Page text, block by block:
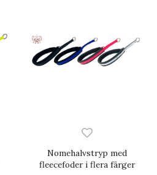
Nomehalvstryp med
fleecefoder i flera färger